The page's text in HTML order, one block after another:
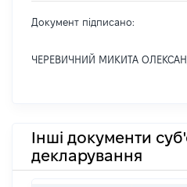
Документ підписано:
ЧЕРЕВИЧНИЙ МИКИТА
Інші документи
декларування